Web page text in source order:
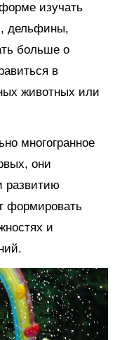
изучать
дельфины,
больше о
в
животных или
многогранное
они
развитию
формировать
и